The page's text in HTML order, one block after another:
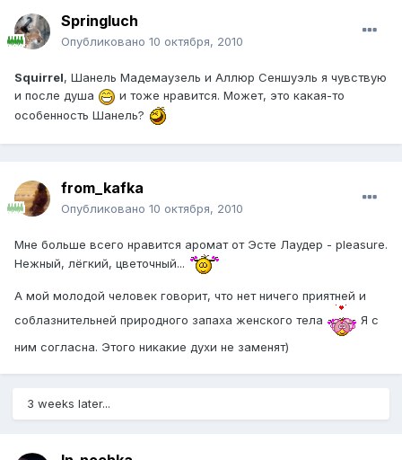
Springluch
Опубликовано 10 октября, 2010
Squirrel, Шанель Мадемаузель и Аллюр Сеншуэль я чувствую
и после душа
и тоже нравится. Может, это какая-то
особенность Шанель?
from_kafka
Опубликовано 10 октября, 2010
Мне больше всего нравится аромат от Эсте Лаудер - pleasure.
Нежный, лёгкий, цветочный...
А мой молодой человек говорит, что нет ничего приятней и
соблазнительней природного запаха женского тела
Я с
ним согласна. Этого никакие духи не заменят)
3 weeks later...